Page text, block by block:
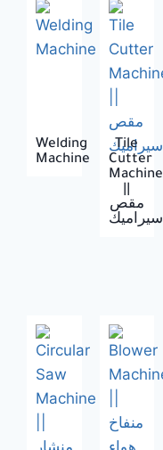
Welding
Machine
Tile
Cutter
Machine
مقص
سيراميك